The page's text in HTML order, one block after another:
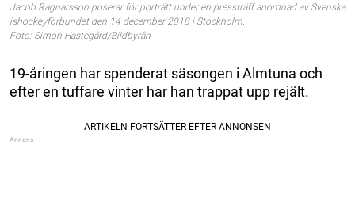
Jacob Ragnarsson poserar för porträtt under en pressträff anordnad av Svenska
ishockeyförbundet den 14 december 2018 i Stockholm.
Foto: Simon Hastegård/Bildbyrån
19-åringen har spenderat säsongen i Almtuna och
efter en tuffare vinter har han trappat upp rejält.